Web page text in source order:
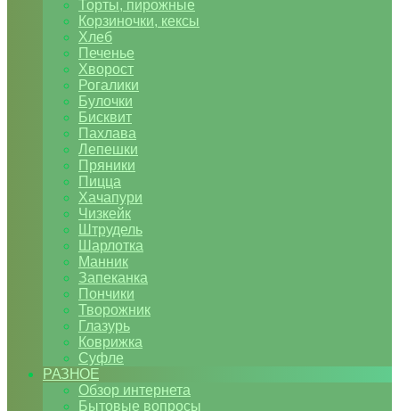
Торты, пирожные
Корзиночки, кексы
Хлеб
Печенье
Хворост
Рогалики
Булочки
Бисквит
Пахлава
Лепешки
Пряники
Пицца
Хачапури
Чизкейк
Штрудель
Шарлотка
Манник
Запеканка
Пончики
Творожник
Глазурь
Коврижка
Суфле
РАЗНОЕ
Обзор интернета
Бытовые вопросы